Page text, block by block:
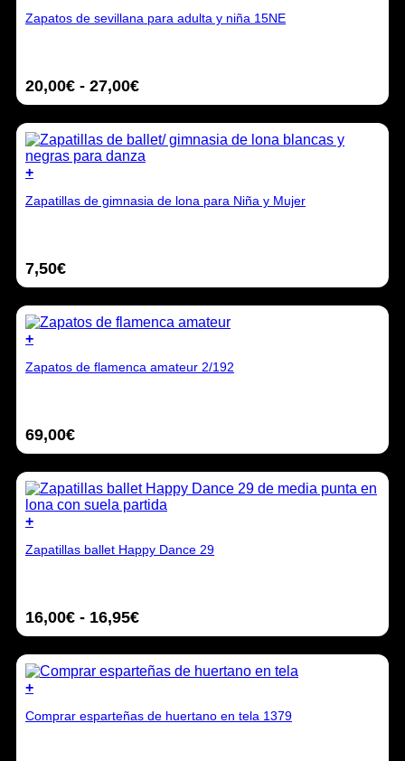
producto
Las
opciones
pueden
elegir
en
la
página
Zapatos de sevillana para adulta y niña 15NE
20,00€ - 27,00€Rango
de
precios:
desde
20,00€
27,00€
+
producto
Las
opciones
pueden
elegir
en
la
Zapatillas de gimnasia de lona para Niña y Mujer
7,50€
+
producto
Las
opciones
pueden
elegir
en
la
página
Zapatos de flamenca amateur 2/192
69,00€
+
producto
Las
opciones
pueden
elegir
en
la
Zapatillas ballet Happy Dance 29
16,00€ - 16,95€Rango
de
precios:
desde
hasta
+
producto
Comprar esparteñas de huertano en tela 1379